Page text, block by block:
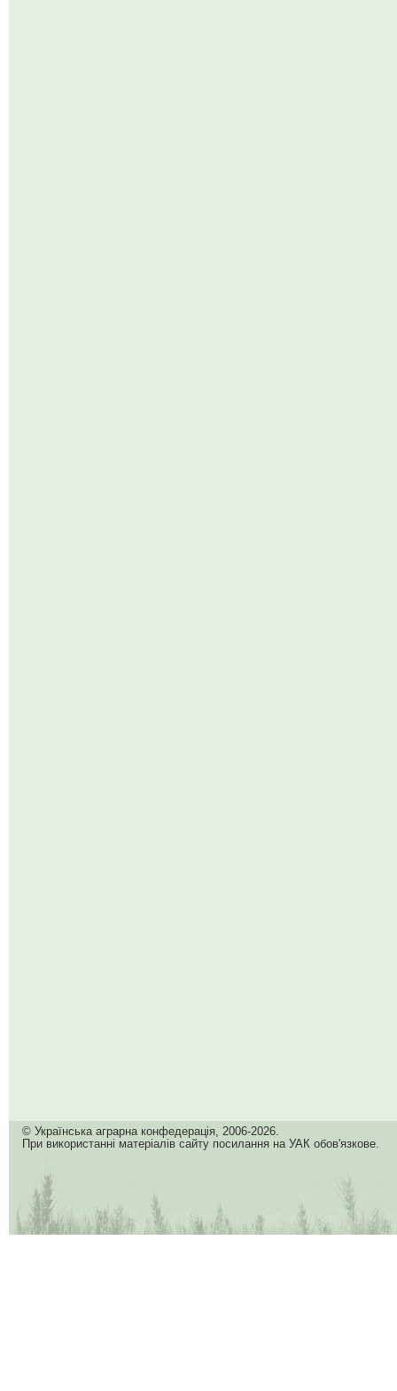
© Українська аграрна конфедерація, 2006-2026.
При використанні матеріалів сайту посилання на УАК обов'язкове.